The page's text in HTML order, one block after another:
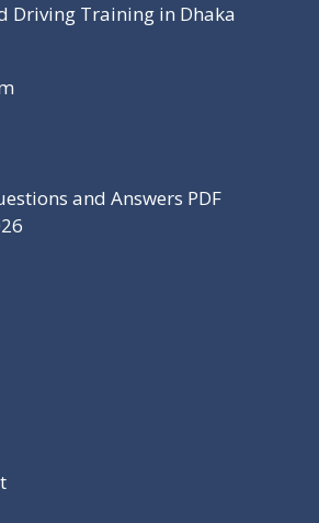
Driving Training in Dhaka
and Answers PDF